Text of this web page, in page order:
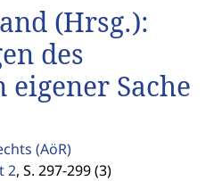
(Hrsg.):
des
Sache
(AöR)
2, S. 297-299 (3)